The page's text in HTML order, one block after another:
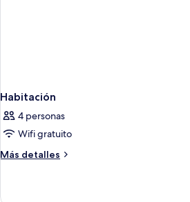
Habitación
4 personas
Wifi gratuito
Más detalles
Más